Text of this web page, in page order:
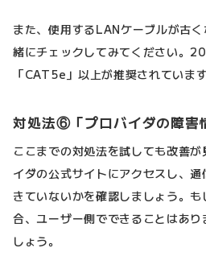
また、使用するLANケーブルが古
緒にチェックしてみてください。
「CAT5e」以上が推奨されています
対処法⑥「プロバイダの障害
ここまでの対処法を試しても改善
イダの公式サイトにアクセスし、
きていないかを確認しましょう。
合、ユーザー側でできることはあ
しょう。